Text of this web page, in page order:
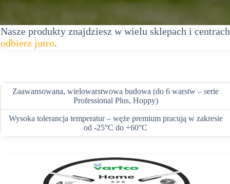
Nasze produkty znajdziesz w wielu sklepach i
odbierz jutro.
Zaawansowana, wielowarstwowa budowa (do 6 warstw – serie
Professional Plus, Hoppy)
Wysoka tolerancja temperatur – węże premium pracują w zakresie
od -25°C do +60°C